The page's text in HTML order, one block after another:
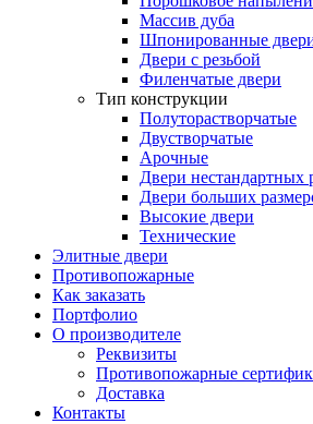
Массив дуба
Шпонированные
Двери с резьбой
Филенчатые двери
Тип конструкции
Полуторастворчатые
Двустворчатые
Арочные
Двери нестандартных
Двери больших
Высокие двери
Технические
Элитные двери
Противопожарные
Как заказать
Портфолио
О производителе
Реквизиты
Противопожарные
Доставка
Контакты